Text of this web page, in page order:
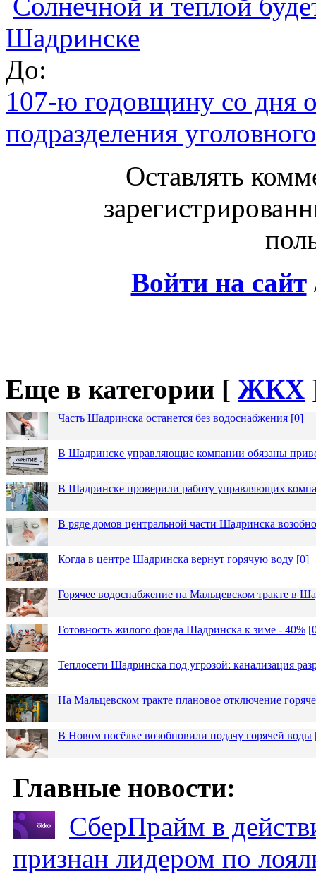
Шадринске
До:
107-ю годовщину со дня
подразделения
Оставлять
Войти на сайт
Еще в категории [ ЖКХ
Часть Шадринска останется без водоснабжения [0]
В Шадринске управляющие компании обязаны
В Шадринске проверили работу управляющих
В ряде домов центральной части Шадринска
Когда в центре Шадринска вернут горячую воду [0]
Горячее водоснабжение на Мальцевском тракте в
Готовность жилого фонда Шадринска к зиме - 40% [
Теплосети Шадринска под угрозой: канализация
На Мальцевском тракте плановое отключение
В Новом посёлке возобновили подачу горячей воды
Главные новости:
СберПрайм в
признан лидером по